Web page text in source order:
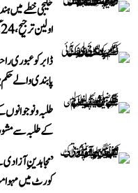
خلیجی خطے میں
اولین ترجیح، 24 گھنٹے ہیلپ لائن فعال: وزارتِ خارجہ
ڈابر کو
پابندی والے
طلبہ و
کے طلبہ سے
’مجاہدینِ
کورٹ میں مہوا